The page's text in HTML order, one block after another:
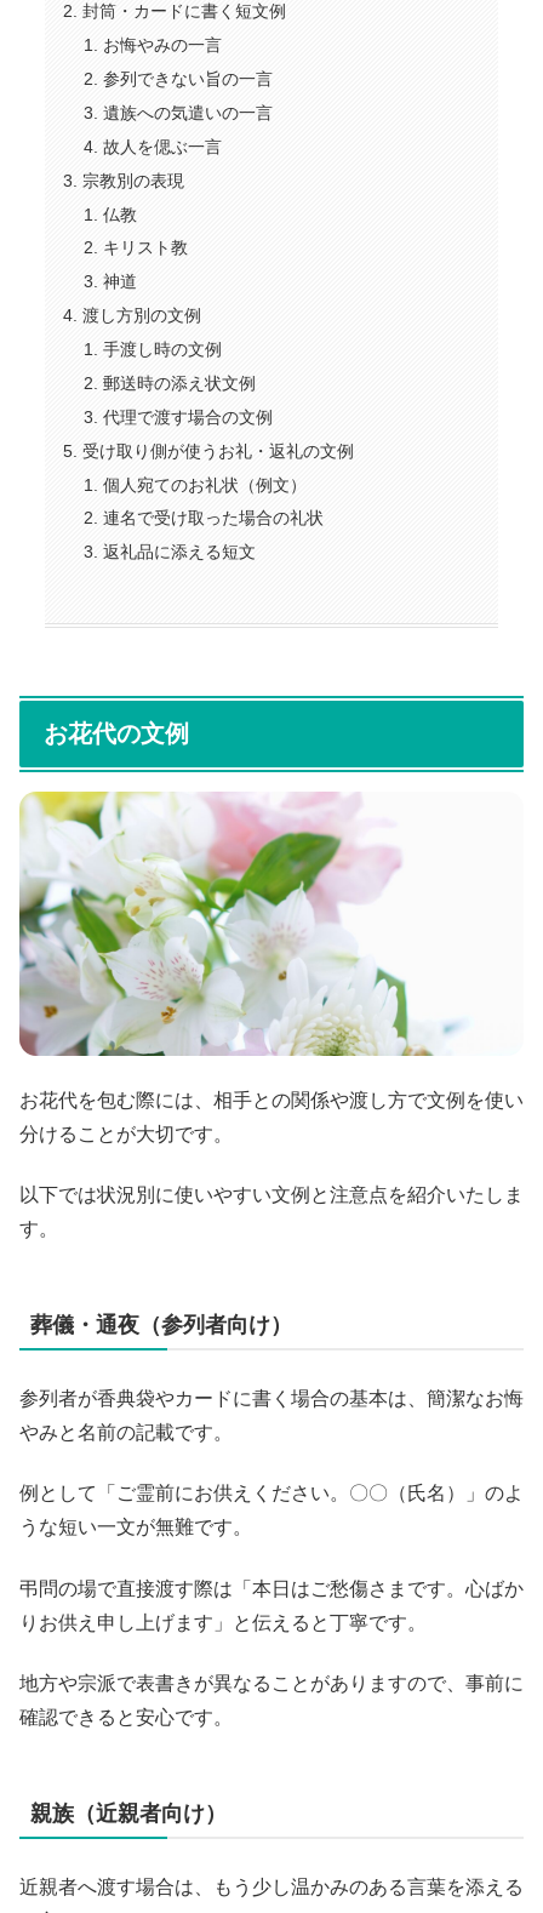
封筒・カードに書く短文例
お悔やみの一言
参列できない旨の一言
遺族への気遣いの一言
故人を偲ぶ一言
宗教別の表現
仏教
キリスト教
神道
渡し方別の文例
手渡し時の文例
郵送時の添え状文例
代理で渡す場合の文例
受け取り側が使うお礼・返礼の文例
個人宛てのお礼状（例文）
連名で受け取った場合の礼状
返礼品に添える短文
お花代の文例
お花代を包む際には、相手との関係や渡し方で文例を使い
分けることが大切です。
以下では状況別に使いやすい文例と注意点を紹介いたしま
す。
葬儀・通夜（参列者向け）
参列者が香典袋やカードに書く場合の基本は、簡潔なお悔
やみと名前の記載です。
例として「ご霊前にお供えください。〇〇（氏名）」のよ
うな短い一文が無難です。
弔問の場で直接渡す際は「本日はご愁傷さまです。心ばか
りお供え申し上げます」と伝えると丁寧です。
地方や宗派で表書きが異なることがありますので、事前に
確認できると安心です。
親族（近親者向け）
近親者へ渡す場合は、もう少し温かみのある言葉を添える